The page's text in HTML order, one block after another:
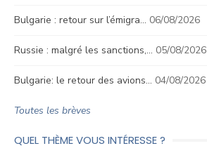
Bulgarie : retour sur l’émigra… 06/08/2026
Russie : malgré les sanctions,… 05/08/2026
Bulgarie: le retour des avions… 04/08/2026
Toutes les brèves
QUEL THÈME VOUS INTÉRESSE ?